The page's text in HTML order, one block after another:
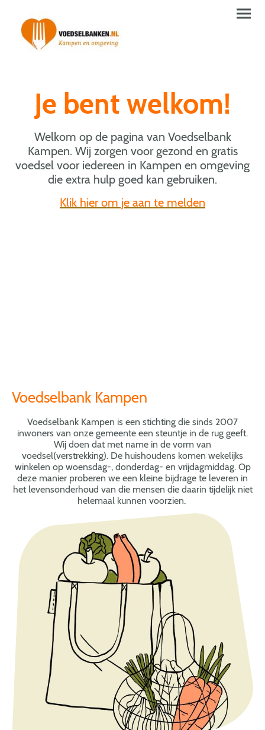
Je bent welkom!
Welkom op de pagina van Voedselbank
Kampen. Wij zorgen voor gezond en gratis
voedsel voor iedereen in Kampen en omgeving
die extra hulp goed kan gebruiken.
Klik hier om je aan te melden
Voedselbank Kampen
Voedselbank Kampen is een stichting die sinds 2007
inwoners van onze gemeente een steuntje in de rug geeft.
Wij doen dat met name in de vorm van
voedsel(verstrekking). De huishoudens komen wekelijks
winkelen op woensdag-, donderdag- en vrijdagmiddag. Op
deze manier proberen we een kleine bijdrage te leveren in
het levensonderhoud van die mensen die daarin tijdelijk niet
helemaal kunnen voorzien.